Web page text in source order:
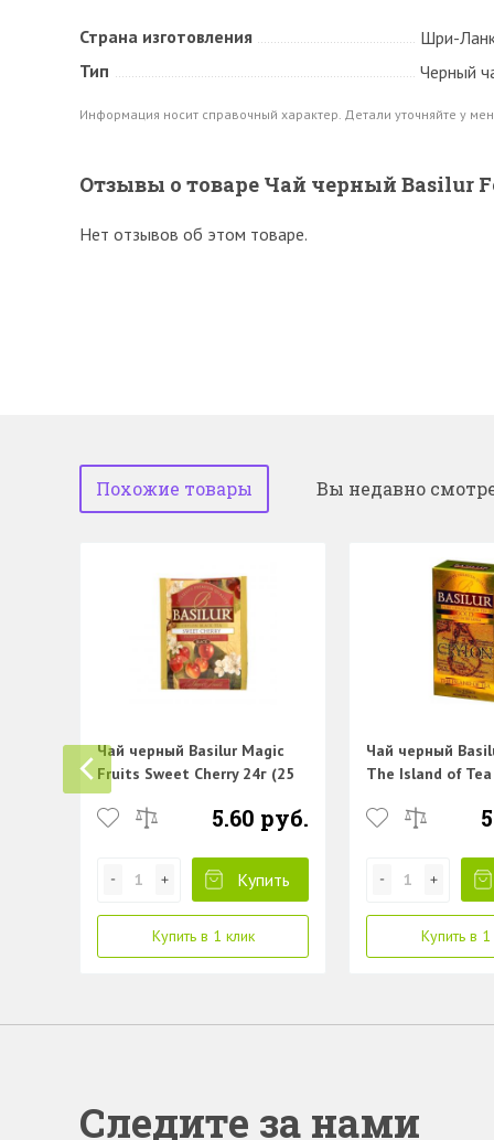
Страна изготовления
Шри-
Тип
Черный
Информация носит справочный характер. Детали уточняйте у
Отзывы о товаре Чай черный Basilur
Нет отзывов об этом товаре.
Похожие товары Вы недавно
Чай черный Basilur Magic
Fruits Sweet Cherry 24г (25
пак.)
5.60 руб.
Купить
Купить в 1 клик
Чай черный
The Island of Tea
Купить в 1
Следите за нами